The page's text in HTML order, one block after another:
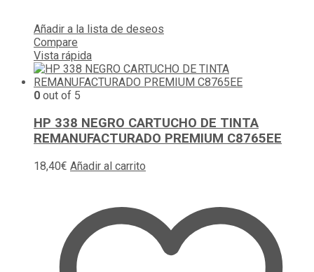
Añadir a la lista de deseos
Compare
Vista rápida
0 out of 5
HP 338 NEGRO CARTUCHO DE TINTA
REMANUFACTURADO PREMIUM C8765EE
18,40€ Añadir al carrito